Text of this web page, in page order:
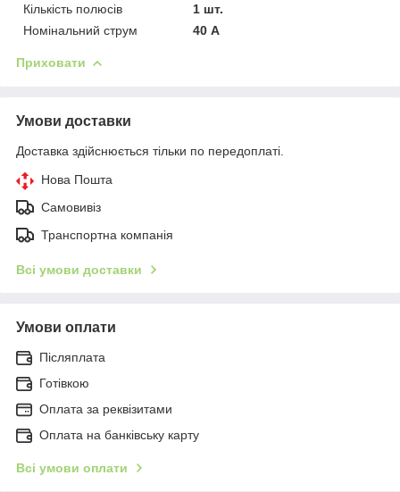
Кількість полюсів
1 шт.
Номінальний струм
40 А
Приховати
Умови доставки
Доставка здійснюється тільки по передоплаті.
Нова Пошта
Самовивіз
Транспортна компанія
Всі умови доставки
Умови оплати
Післяплата
Готівкою
Оплата за реквізитами
Оплата на банківську карту
Всі умови оплати